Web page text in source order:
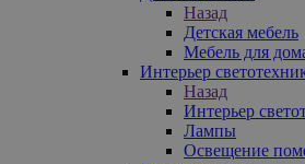
Назад
Детская мебель
Мебель для
Интерьер
Назад
Интерьер
Лампы
Освещение